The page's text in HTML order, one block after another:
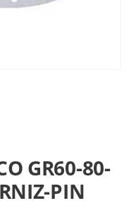
GR60-80-
PIN